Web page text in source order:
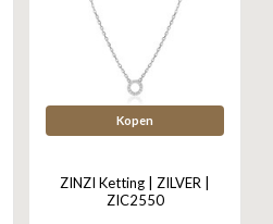
Kopen
ZINZI Ketting | ZILVER |
ZIC2550